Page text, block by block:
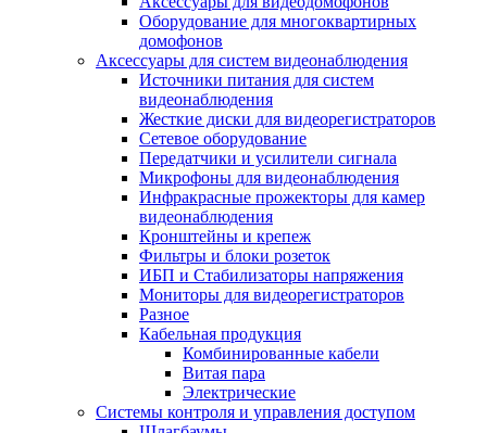
Оборудование для многоквартирных
домофонов
Аксессуары для систем видеонаблюдения
Источники питания для систем
видеонаблюдения
Жесткие диски для видеорегистраторов
Сетевое оборудование
Передатчики и усилители сигнала
Микрофоны для видеонаблюдения
Инфракрасные прожекторы для камер
видеонаблюдения
Кронштейны и крепеж
Фильтры и блоки розеток
ИБП и Стабилизаторы напряжения
Мониторы для видеорегистраторов
Разное
Кабельная продукция
Комбинированные кабели
Витая пара
Электрические
Системы контроля и управления доступом